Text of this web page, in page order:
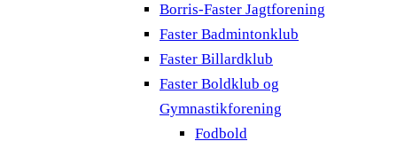
Borris-Faster Jagtforening
Faster Badmintonklub
Faster Billardklub
Faster Boldklub og
Gymnastikforening
Fodbold